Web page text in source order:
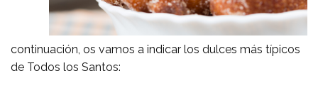
continuación, os vamos a indicar los dulces más típicos
de Todos los Santos: